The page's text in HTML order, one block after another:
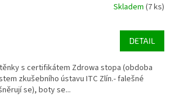
Skladem (7 ks)
DETAIL
s certifikátem Zdrowa stopa (obdoba
zkušebního ústavu ITC Zlín.- falešné
se), boty se...